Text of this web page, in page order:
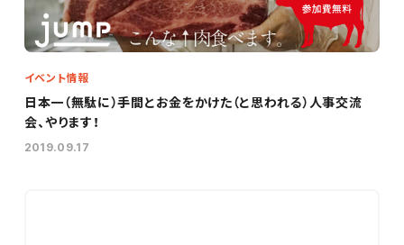
イベント情報
日本一（無駄に）手間とお金をかけた（と思われる）人事交流
会、やります！
2019.09.17